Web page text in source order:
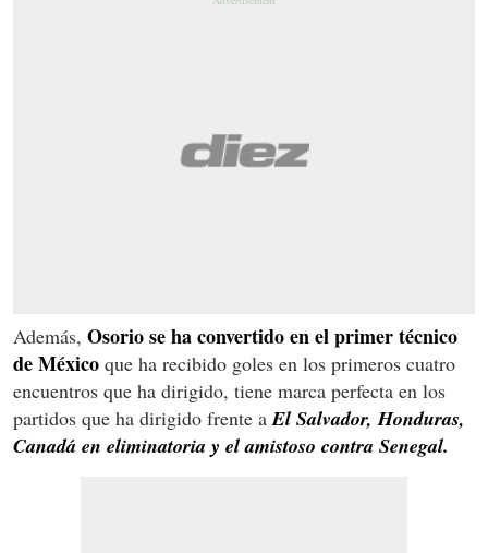
Además, Osorio se ha convertido en el primer técnico
de México que ha recibido goles en los primeros cuatro
encuentros que ha dirigido, tiene marca perfecta en los
partidos que ha dirigido frente a El Salvador, Honduras,
Canadá en eliminatoria y el amistoso contra Senegal.